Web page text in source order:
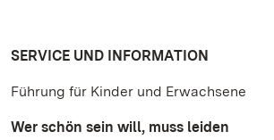
SERVICE UND INFORMATION
Führung für Kinder und Erwachsene
Wer schön sein will, muss leiden